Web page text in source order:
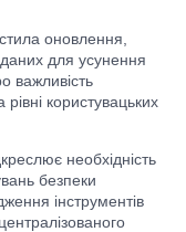
оновлення,
для усунення
важливість
користувацьких
необхідність
безпеки
інструментів